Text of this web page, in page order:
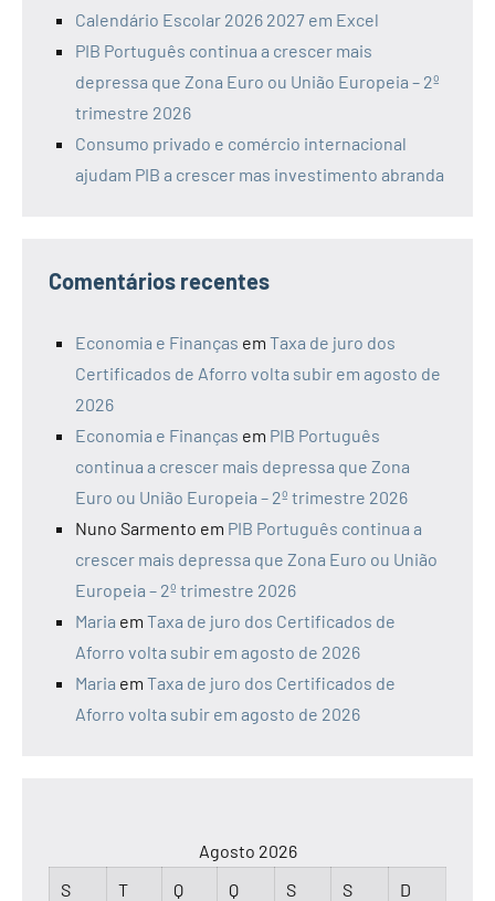
Calendário Escolar 2026 2027 em Excel
PIB Português continua a crescer mais
depressa que Zona Euro ou União Europeia – 2º
trimestre 2026
Consumo privado e comércio internacional
ajudam PIB a crescer mas investimento abranda
Comentários recentes
Economia e Finanças em Taxa de juro dos
Certificados de Aforro volta subir em agosto de
2026
Economia e Finanças em PIB Português
continua a crescer mais depressa que Zona
Euro ou União Europeia – 2º trimestre 2026
Nuno Sarmento em PIB Português continua a
crescer mais depressa que Zona Euro ou União
Europeia – 2º trimestre 2026
Maria em Taxa de juro dos Certificados de
Aforro volta subir em agosto de 2026
Maria em Taxa de juro dos Certificados de
Aforro volta subir em agosto de 2026
Agosto 2026
S
T Q Q S S D